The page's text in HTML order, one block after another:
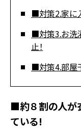
■対策2.家に
■対策3.お洗
止！
■対策4.部屋
■約８割の人が
ている!